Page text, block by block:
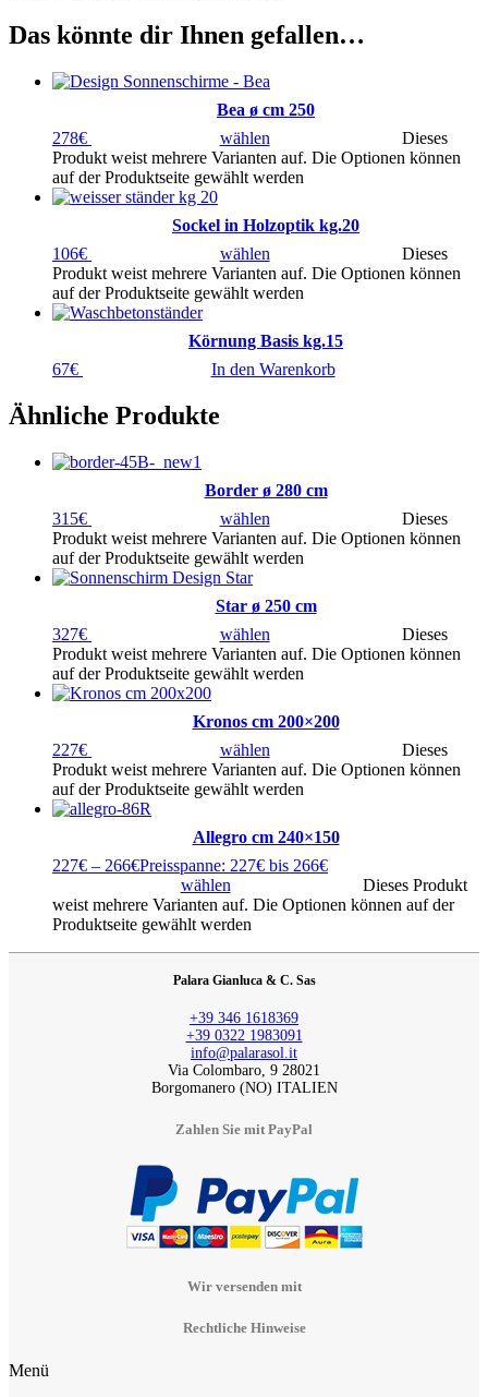
Das könnte dir Ihnen gefallen…
Bea ø cm 250
278€ wählen
Dieses
Produkt weist mehrere Varianten auf. Die Optionen können
auf der Produktseite gewählt werden
Sockel in Holzoptik kg.20
106€ wählen
Dieses
Produkt weist mehrere Varianten auf. Die Optionen können
auf der Produktseite gewählt werden
Körnung Basis kg.15
67€ In den Warenkorb
Ähnliche Produkte
Border ø 280 cm
315€ wählen
Dieses
Produkt weist mehrere Varianten auf. Die Optionen können
auf der Produktseite gewählt werden
Star ø 250 cm
327€ wählen
Dieses
Produkt weist mehrere Varianten auf. Die Optionen können
auf der Produktseite gewählt werden
Kronos cm 200×200
227€ wählen
Dieses
Produkt weist mehrere Varianten auf. Die Optionen können
auf der Produktseite gewählt werden
Allegro cm 240×150
227€ – 266€Preisspanne: 227€ bis 266€
wählen
Dieses Produkt
weist mehrere Varianten auf. Die Optionen können auf der
Produktseite gewählt werden
Palara Gianluca & C. Sas
+39 346 1618369
+39 0322 1983091
info@palarasol.it
Via Colombaro, 9 28021
Borgomanero (NO) ITALIEN
Zahlen Sie mit PayPal
Wir versenden mit
Rechtliche Hinweise
Menü